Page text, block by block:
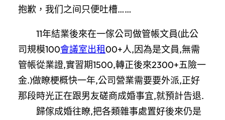
抱歉，我们之间只便吐槽……
11年結業後來在一傢公司做管帳文員(此公
司規模100會議室出租00+人,因為是文員,無需
管帳從業證,實習期1500,轉正後來2300+五險一
金.)做瞭梗概快一年,公司營業需要要外派,正好
那段時光正在跟男友磋商成婚事宜,就預計告退.
歸傢成婚往瞭,把各類雜事處置好後來仍是